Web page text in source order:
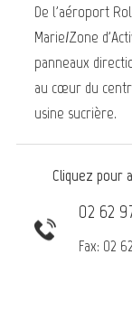
De l'aéroport
Marie/Zone
panneaux
au cœur du
usine sucrière.
Cliquez pour
02 62
Fax: 02